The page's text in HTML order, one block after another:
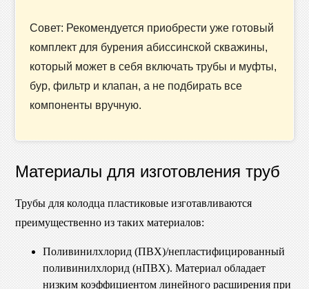
Совет: Рекомендуется приобрести уже готовый
комплект для бурения абиссинской скважины,
который может в себя включать трубы и муфты,
бур, фильтр и клапан, а не подбирать все
компоненты вручную.
Материалы для изготовления труб
Трубы для колодца пластиковые изготавливаются
преимущественно из таких материалов:
Поливинилхлорид (ПВХ)/непластифицированный
поливинилхлорид (нПВХ). Материал обладает
низким коэффициентом линейного расширения при